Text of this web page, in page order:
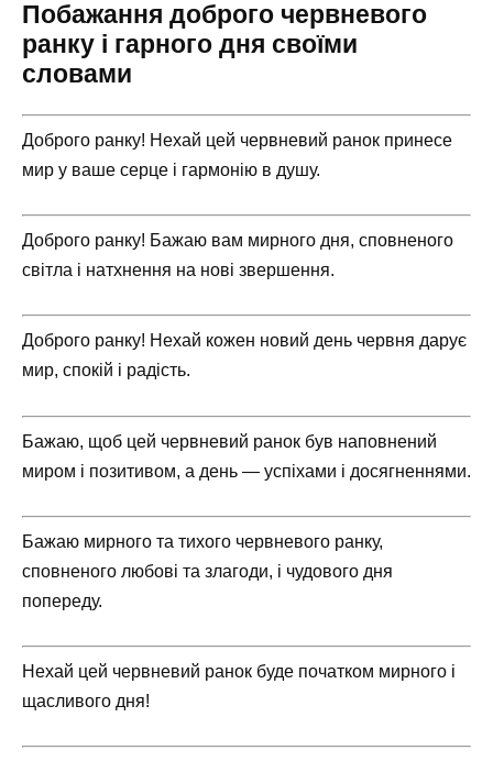
Побажання доброго червневого
ранку і гарного дня своїми
словами
Доброго ранку! Нехай цей червневий ранок принесе
мир у ваше серце і гармонію в душу.
Доброго ранку! Бажаю вам мирного дня, сповненого
світла і натхнення на нові звершення.
Доброго ранку! Нехай кожен новий день червня дарує
мир, спокій і радість.
Бажаю, щоб цей червневий ранок був наповнений
миром і позитивом, а день — успіхами і досягненнями.
Бажаю мирного та тихого червневого ранку,
сповненого любові та злагоди, і чудового дня
попереду.
Нехай цей червневий ранок буде початком мирного і
щасливого дня!